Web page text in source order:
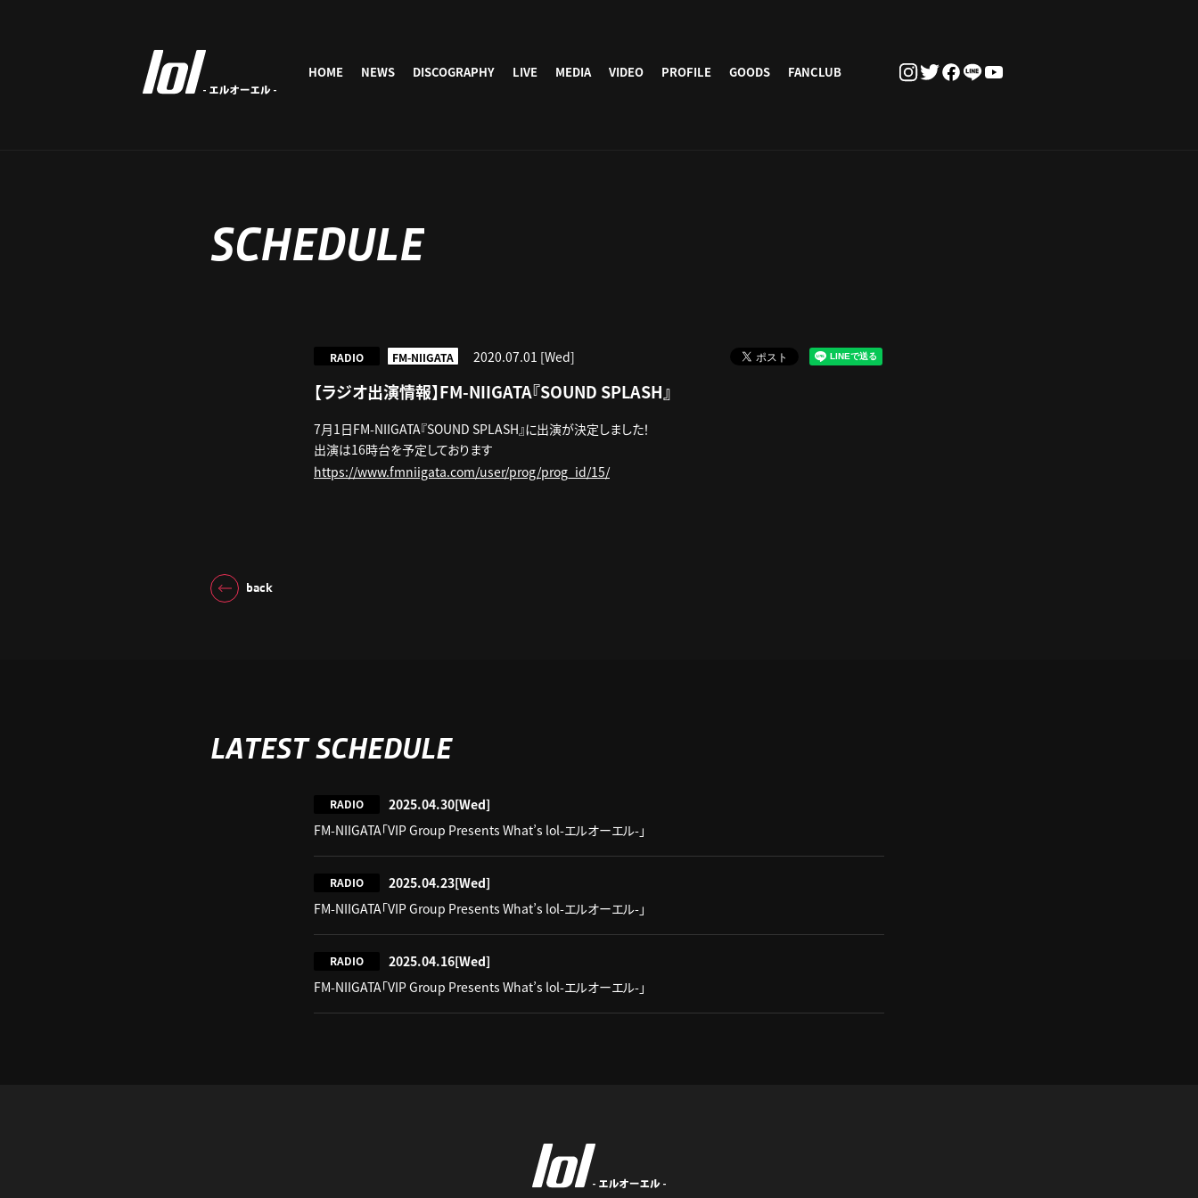
HOME NEWS DISCOGRAPHY LIVE MEDIA VIDEO PROFILE GOODS FANCLUB
SCHEDULE
2020.07.01 [Wed]
RADIO FM-NIIGATA
【ラジオ出演情報】FM-NIIGATA『SOUND SPLASH』
7月1日FM-NIIGATA『SOUND SPLASH』に出演が決定しました！
出演は16時台を予定しております
https://www.fmniigata.com/user/prog/prog_id/15/
back
LATEST SCHEDULE
RADIO 2025.04.30[Wed]
FM-NIIGATA「VIP Group Presents What’s lol-エルオーエル-」
RADIO 2025.04.23[Wed]
FM-NIIGATA「VIP Group Presents What’s lol-エルオーエル-」
RADIO 2025.04.16[Wed]
FM-NIIGATA「VIP Group Presents What’s lol-エルオーエル-」